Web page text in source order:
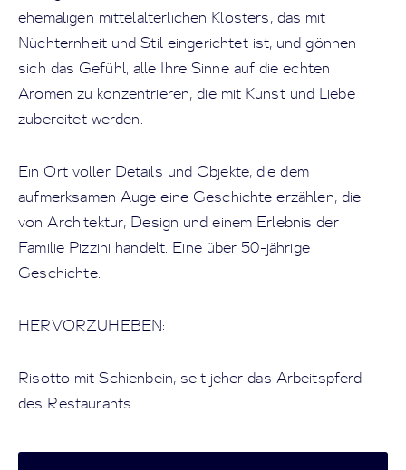
ehemaligen mittelalterlichen Klosters, das mit
Nüchternheit und Stil eingerichtet ist, und gönnen
sich das Gefühl, alle Ihre Sinne auf die echten
Aromen zu konzentrieren, die mit Kunst und Liebe
zubereitet werden.
Ein Ort voller Details und Objekte, die dem
aufmerksamen Auge eine Geschichte erzählen, die
von Architektur, Design und einem Erlebnis der
Familie Pizzini handelt. Eine über 50-jährige
Geschichte.
HERVORZUHEBEN:
Risotto mit Schienbein, seit jeher das Arbeitspferd
des Restaurants.